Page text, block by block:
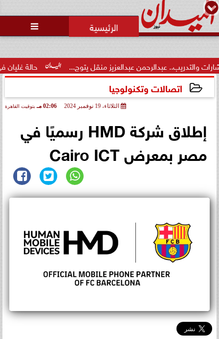

حالة غليان في نادي عبدالرحمن عبدالعزيز منقل يتوج...
اتصالات وتكنولوجيا
الثلاثاء، 19 نوفمبر 2024 02:06 مـ بتوقيت القاهرة
إطلاق شركة HMD رسميًا في
مصر بمعرض Cairo ICT